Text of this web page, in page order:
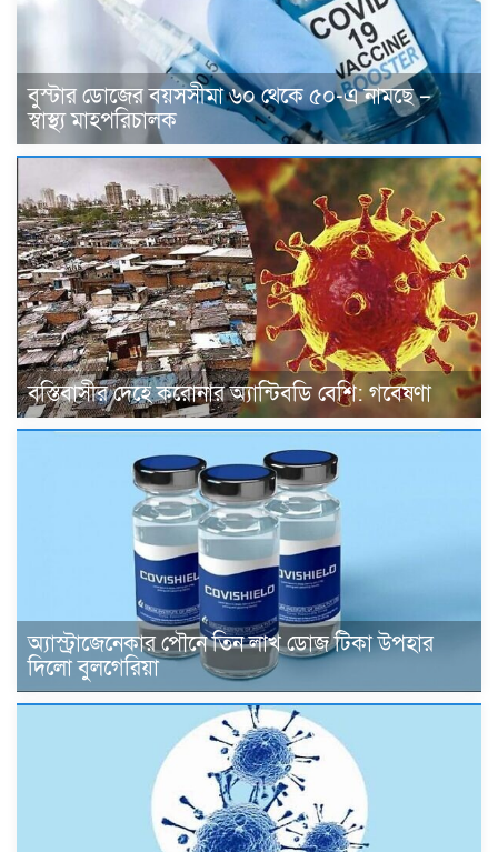
বুস্টার ডোজের বয়সসীমা ৬০ থেকে ৫০-এ নামছে –
স্বাস্থ্য মাহপরিচালক
বস্তিবাসীর দেহে করোনার অ্যান্টিবডি বেশি: গবেষণা
অ্যাস্ট্রাজেনেকার পৌনে তিন লাখ ডোজ টিকা উপহার
দিলো বুলগেরিয়া